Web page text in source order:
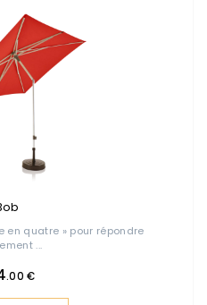
en quatre » pour répondre
...
.00 €